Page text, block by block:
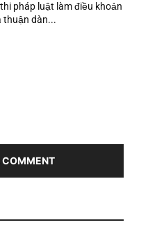
pháp luật làm điều khoản
thuận dàn...
COMMENT